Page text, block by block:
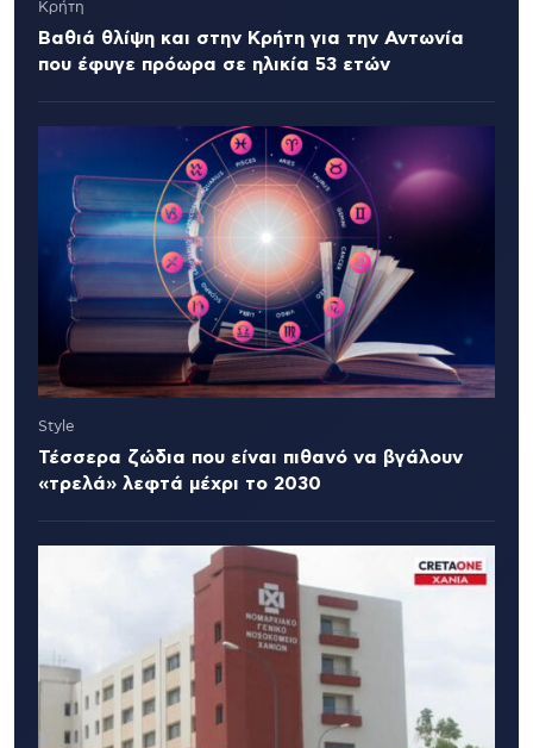
Κρήτη
Βαθιά θλίψη και στην Κρήτη για την Αντωνία
που έφυγε πρόωρα σε ηλικία 53 ετών
Style
Τέσσερα ζώδια που είναι πιθανό να βγάλουν
«τρελά» λεφτά μέχρι το 2030